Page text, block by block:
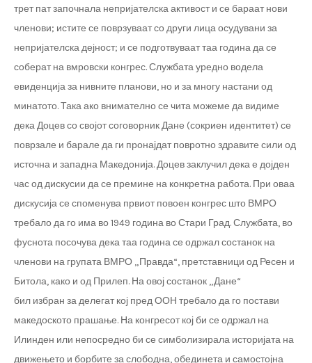
трет пат започнала непријателска активост и се бараат нови
членови; истите се поврзуваат со други лица осудувани за
непријателска дејност; и се подготвуваат таа година да се
соберат на вмровски конгрес. Службата уредно водела
евиденција за нивните планови, но и за многу настани од
минатото. Така ако внимателно се чита можеме да видиме
дека Доцев со својот соговорник Дане (сокриен идентитет) се
поврзале и барале да ги пронајдат повротно здравите сили од
источна и западна Македонија. Доцев заклучил дека е дојден
час од дискусии да се премине на конкретна работа. При оваа
дискусија се споменува првиот повоен конгрес што ВМРО
требало да го има во 1949 година во Стари Град. Службата, во
фуснота посочува дека таа година се одржал состанок на
членови на групата ВМРО „Правда“, претставници од Ресен и
Битола, како и од Прилеп. На овој состанок „Дане“
бил избран за делегат кој пред ООН требало да го постави
македоското прашање. На конгресот кој би се одржал на
Илинден или непосредно би се симболизирала историјата на
движењето и борбите за слободна, обединета и самостојна